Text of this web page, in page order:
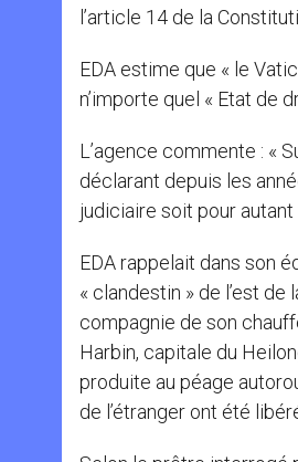
l’article 14 de la
EDA estime que « le
n’importe quel « Etat de
L’agence commente : «
déclarant depuis les
judiciaire soit pour autant
EDA rappelait dans son
« clandestin » de l’est
compagnie de son
Harbin, capitale du
produite au péage
de l’étranger ont été